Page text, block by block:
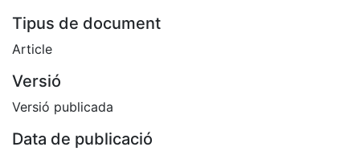
Tipus de document
Article
Versió
Versió publicada
Data de publicació